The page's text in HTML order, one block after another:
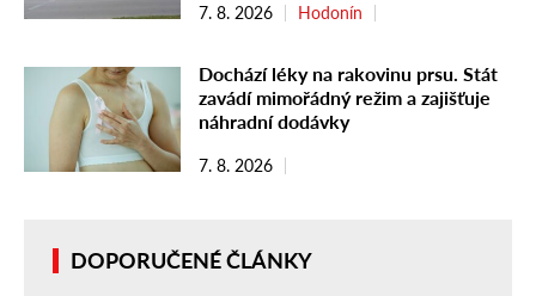
7. 8. 2026 Hodonín
Dochází léky na rakovinu prsu. Stát
zavádí mimořádný režim a zajišťuje
náhradní dodávky
7. 8. 2026
DOPORUČENÉ ČLÁNKY